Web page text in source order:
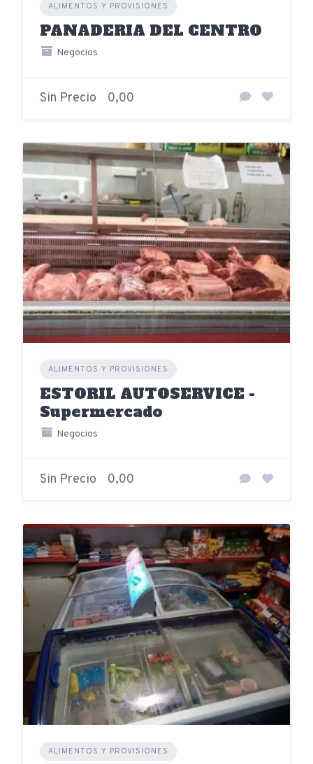
ALIMENTOS Y PROVISIONES
PANADERIA DEL CENTRO
Negocios
Sin Precio 0,00
ALIMENTOS Y PROVISIONES
ESTORIL AUTOSERVICE -
Supermercado
Negocios
Sin Precio 0,00
ALIMENTOS Y PROVISIONES